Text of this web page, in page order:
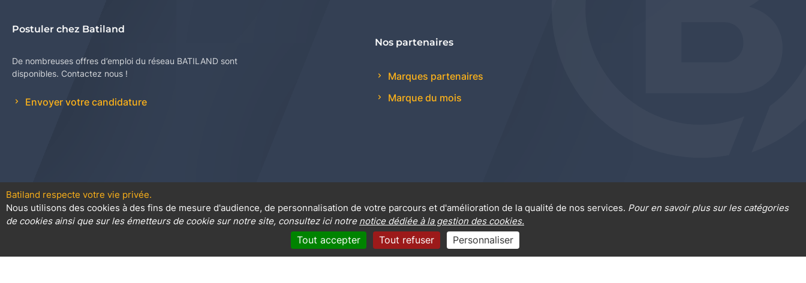
Postuler chez Batiland
De nombreuses offres d’emploi du réseau BATILAND sont
disponibles. Contactez nous !
Envoyer votre candidature
Nos partenaires
Marques partenaires
Marque du mois
Contact Plan du site Conditions générales de vente Promotions Règlement général sur la protection des données Cookies
Mentions légales
Batiland respecte votre vie privée.
Nous utilisons des cookies à des fins de mesure d'audience, de personnalisation de votre parcours et d'amélioration de la qualité de nos services. Pour en savoir plus sur les catégories
de cookies ainsi que sur les émetteurs de cookie sur notre site, consultez ici notre notice dédiée à la gestion des cookies.
Tout accepter Tout refuser Personnaliser